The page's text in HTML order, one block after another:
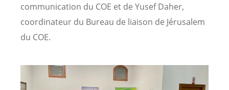
communication du COE et de Yusef Daher,
coordinateur du Bureau de liaison de Jérusalem
du COE.